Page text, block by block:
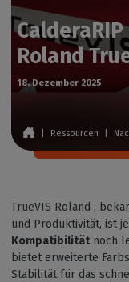
Roland
18. Dezember 2025
Ressourcen
TrueVIS Roland ,
und Produktivität, ist
Kompatibilitätnoch
bietet erweiterte
Stabilität für das